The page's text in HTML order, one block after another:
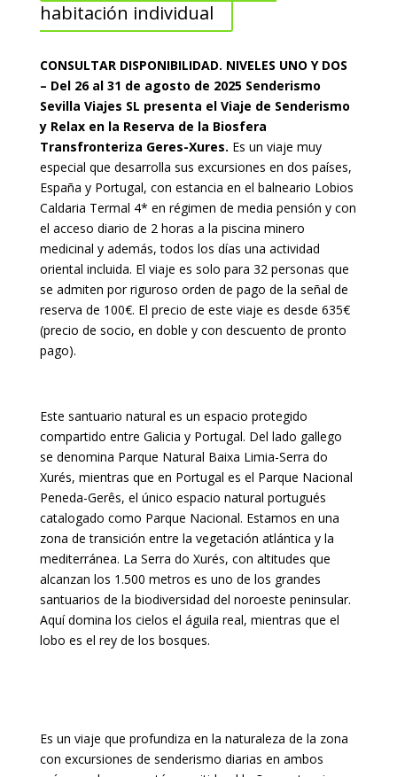
habitación individual
CONSULTAR DISPONIBILIDAD. NIVELES UNO Y DOS
– Del 26 al 31 de agosto de 2025 Senderismo
Sevilla Viajes SL presenta el Viaje de Senderismo
y Relax en la Reserva de la Biosfera
Transfronteriza Geres-Xures. Es un viaje muy
especial que desarrolla sus excursiones en dos países,
España y Portugal, con estancia en el balneario Lobios
Caldaria Termal 4* en régimen de media pensión y con
el acceso diario de 2 horas a la piscina minero
medicinal y además, todos los días una actividad
oriental incluida. El viaje es solo para 32 personas que
se admiten por riguroso orden de pago de la señal de
reserva de 100€. El precio de este viaje es desde 635€
(precio de socio, en doble y con descuento de pronto
pago).
Este santuario natural es un espacio protegido
compartido entre Galicia y Portugal. Del lado gallego
se denomina Parque Natural Baixa Limia-Serra do
Xurés, mientras que en Portugal es el Parque Nacional
Peneda-Gerês, el único espacio natural portugués
catalogado como Parque Nacional. Estamos en una
zona de transición entre la vegetación atlántica y la
mediterránea. La Serra do Xurés, con altitudes que
alcanzan los 1.500 metros es uno de los grandes
santuarios de la biodiversidad del noroeste peninsular.
Aquí domina los cielos el águila real, mientras que el
lobo es el rey de los bosques.
Es un viaje que profundiza en la naturaleza de la zona
con excursiones de senderismo diarias en ambos